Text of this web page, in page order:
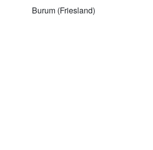
Burum (Friesland)